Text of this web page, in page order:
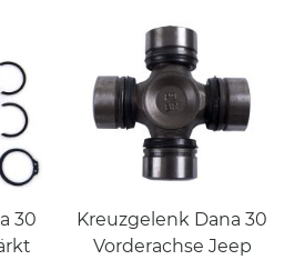
30
Kreuzgelenk Dana 30
Vorderachse Jeep